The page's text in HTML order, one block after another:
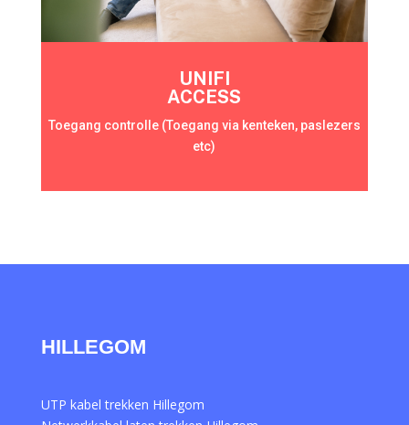
UNIFI
ACCESS
Toegang controlle (Toegang via kenteken, paslezers
etc)
HILLEGOM
UTP kabel trekken Hillegom